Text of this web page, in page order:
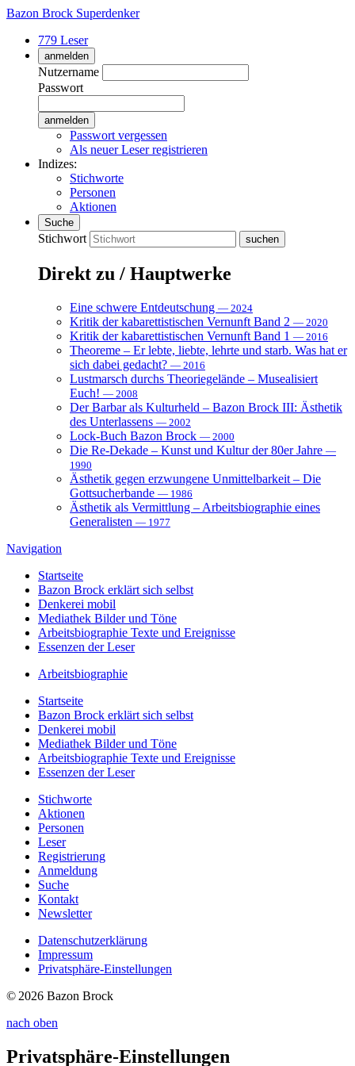
Bazon Brock Superdenker
779 Leser
anmelden
Nutzername
Passwort
Passwort vergessen
Als neuer Leser registrieren
Indizes:
Stichworte
Personen
Aktionen
Suche
Stichwort
Direkt zu / Hauptwerke
Eine schwere Entdeutschung — 2024
Kritik der kabarettistischen Vernunft Band 2 — 2020
Kritik der kabarettistischen Vernunft Band 1 — 2016
Theoreme – Er lebte, liebte, lehrte und starb. Was hat er
sich dabei gedacht? — 2016
Lustmarsch durchs Theoriegelände – Musealisiert
Euch! — 2008
Der Barbar als Kulturheld – Bazon Brock III: Ästhetik
des Unterlassens — 2002
Lock-Buch Bazon Brock — 2000
Die Re-Dekade – Kunst und Kultur der 80er Jahre —
1990
Ästhetik gegen erzwungene Unmittelbarkeit – Die
Gottsucherbande — 1986
Ästhetik als Vermittlung – Arbeitsbiographie eines
Generalisten — 1977
Navigation
Startseite
Bazon Brock erklärt sich selbst
Denkerei mobil
Mediathek Bilder und Töne
Arbeitsbiographie Texte und Ereignisse
Essenzen der Leser
Arbeitsbiographie
Startseite
Bazon Brock erklärt sich selbst
Denkerei mobil
Mediathek Bilder und Töne
Arbeitsbiographie Texte und Ereignisse
Essenzen der Leser
Stichworte
Aktionen
Personen
Leser
Registrierung
Anmeldung
Suche
Kontakt
Newsletter
Datenschutzerklärung
Impressum
Privatsphäre-Einstellungen
© 2026 Bazon Brock
nach oben
Privatsphäre-Einstellungen